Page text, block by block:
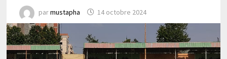
parmustapha 14 octobre 2024